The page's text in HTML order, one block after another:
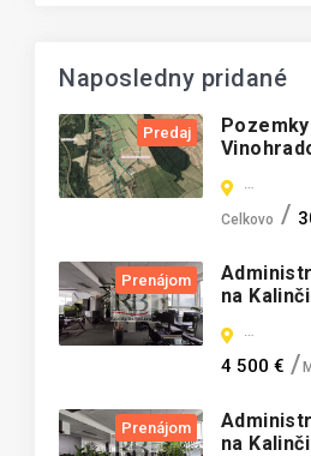
Naposledny pridané
Predaj
Pozemky
Vinohrady
Celkovo
Prenájom
na
blízkosti
štadióna
4 500 €
Prenájom
na